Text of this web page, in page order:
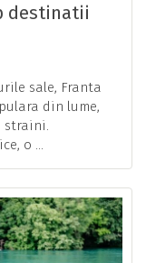
destinatii
sale, Franta
din lume,
straini.
o ...